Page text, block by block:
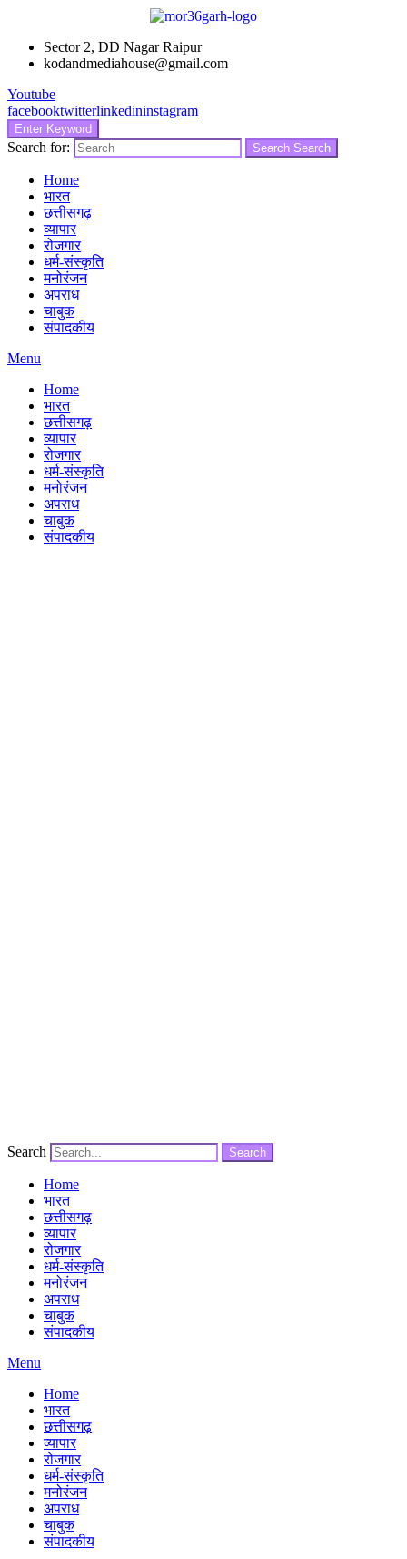
Sector 2, DD Nagar Raipur
kodandmediahouse@gmail.com
Youtube
facebooktwitterlinkedininstagram
Enter Keyword
Search for: Search Search
Home
भारत
छत्तीसगढ़
व्यापार
रोजगार
धर्म-संस्कृति
मनोरंजन
अपराध
चाबुक
संपादकीय
Menu
Home
भारत
छत्तीसगढ़
व्यापार
रोजगार
धर्म-संस्कृति
मनोरंजन
अपराध
चाबुक
संपादकीय
Search Search
Home
भारत
छत्तीसगढ़
व्यापार
रोजगार
धर्म-संस्कृति
मनोरंजन
अपराध
चाबुक
संपादकीय
Menu
Home
भारत
छत्तीसगढ़
व्यापार
रोजगार
धर्म-संस्कृति
मनोरंजन
अपराध
चाबुक
संपादकीय